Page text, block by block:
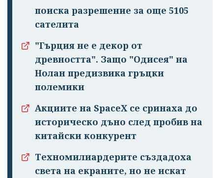
поиска разрешение за още 5105
сателита
"Гърция не е декор от
древността". Защо "Одисея" на
Нолан предизвика гръцки
полемики
Акциите на SpaceX се сринаха до
историческо дъно след пробив на
китайски конкурент
Техномилиардерите създадоха
света на екраните, но не искат